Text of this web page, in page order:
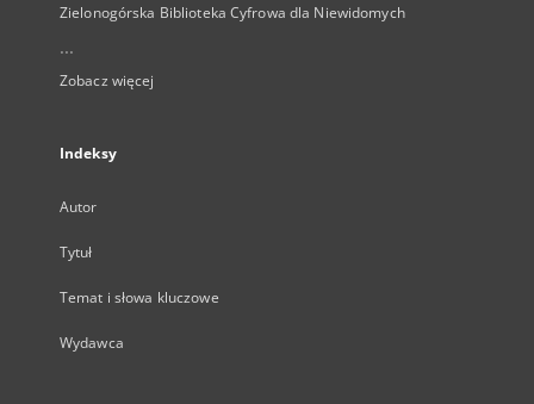
Zielonogórska Biblioteka Cyfrowa dla Niewidomych
...
Zobacz więcej
Indeksy
Autor
Tytuł
Temat i słowa kluczowe
Wydawca